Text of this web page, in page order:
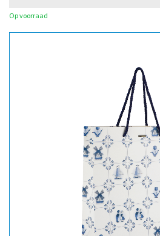
Op voorraad